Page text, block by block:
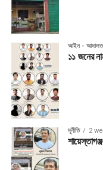
আইন - আদালত
১১ জনের
দূর্নীতি 2